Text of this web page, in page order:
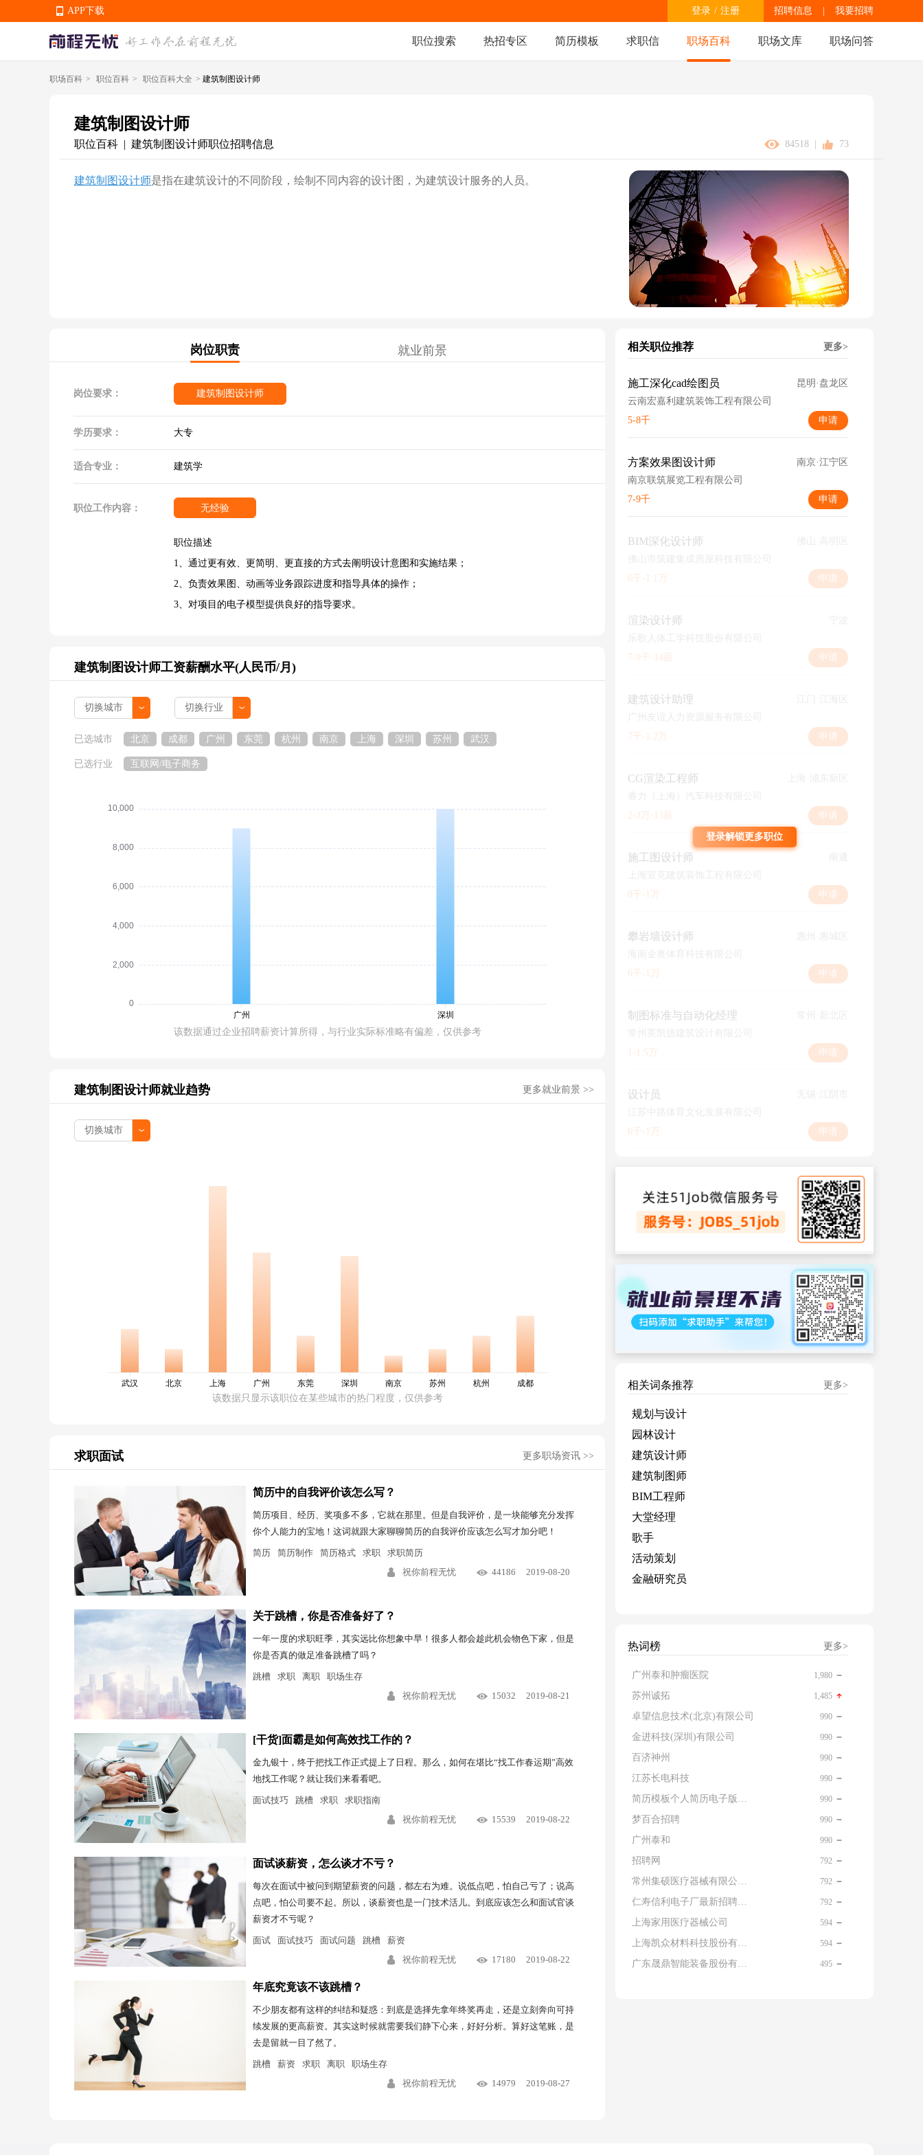
APP下载 招聘信息 我要招聘
登录 / 注册
职位搜索 热招专区 简历模板 求职信 职场百科 职场文库 职场问答
职场百科 > 职位百科 > 职位百科大全 > 建筑制图设计师
建筑制图设计师
职位百科 | 建筑制图设计师职位招聘信息 84518 73
建筑制图设计师是指在建筑设计的不同阶段，绘制不同内容的设计图，为建筑设计服务的人员。
岗位职责 就业前景
岗位要求： 建筑制图设计师
学历要求： 大专
适合专业： 建筑学
职位工作内容： 无经验
职位描述
1、通过更有效、更简明、更直接的方式去阐明设计意图和实施结果；
2、负责效果图、动画等业务跟踪进度和指导具体的操作；
3、对项目的电子模型提供良好的指导要求。
建筑制图设计师工资薪酬水平(人民币/月)
已选城市 北京 成都 广州 东莞 杭州 南京 上海 深圳 苏州 武汉
已选行业 互联网/电子商务
该数据通过企业招聘薪资计算所得，与行业实际标准略有偏差，仅供参考
建筑制图设计师就业趋势 更多就业前景 >>
该数据只显示该职位在某些城市的热门程度，仅供参考
求职面试 更多职场资讯 >>
简历中的自我评价该怎么写？
简历项目、经历、奖项多不多，它就在那里。但是自我评价，是一块能够充分发挥
你个人能力的宝地！这词就跟大家聊聊简历的自我评价应该怎么写才加分吧！
简历 简历制作 简历格式 求职
求职简历
祝你前程无忧
44186 2019-08-20
关于跳槽，你是否准备好了？
一年一度的求职旺季，其实远比你想象中早！很多人都会趁此机会物色下家，但是
你是否真的做足准备跳槽了吗？
跳槽 求职 离职
职场生存
祝你前程无忧
15032 2019-08-21
[干货]面霸是如何高效找工作的？
金九银十，终于把找工作正式提上了日程。那么，如何在堪比“找工作春运期”高效
地找工作呢？就让我们来看看吧。
面试技巧 跳槽 求职
求职指南
祝你前程无忧
15539 2019-08-22
面试谈薪资，怎么谈才不亏？
每次在面试中被问到期望薪资的问题，都左右为难。说低点吧，怕自己亏了；说高
点吧，怕公司要不起。所以，谈薪资也是一门技术活儿。到底应该怎么和面试官谈
薪资才不亏呢？
面试 面试技巧 面试问题 跳槽
薪资
祝你前程无忧
17180 2019-08-22
年底究竟该不该跳槽？
不少朋友都有这样的纠结和疑惑：到底是选择先拿年终奖再走，还是立刻奔向可持
续发展的更高薪资。其实这时候就需要我们静下心来，好好分析。算好这笔账，是
去是留就一目了然了。
跳槽 薪资 求职 离职
职场生存
祝你前程无忧
14979 2019-08-27
相关职位推荐 更多>
施工深化cad绘图员
昆明·盘龙区
云南宏嘉利建筑装饰工程有限公司
5-8千
申请
方案效果图设计师
南京·江宁区
南京联筑展览工程有限公司
7-9千
申请
BIM深化设计师
6千-1.1万
申请
渲染设计师
7-9千·14薪
申请
建筑设计助理
7千-1.2万
申请
CG渲染工程师
2-3万·13薪
申请
施工图设计师
8千-1万
申请
攀岩墙设计师
6千-1万
申请
制图标准与自动化经理
1-1.5万
申请
设计员
6千-1万
申请
登录解锁更多职位
相关词条推荐 更多>
规划与设计
园林设计
建筑设计师
建筑制图师
BIM工程师
大堂经理
歌手
活动策划
金融研究员
热词榜 更多>
广州泰和肿瘤医院 1,980
苏州诚拓 1,485
卓望信息技术(北京)有限公司 990
金进科技(深圳)有限公司 990
百济神州 990
江苏长电科技 990
简历模板个人简历电子版免费 990
梦百合招聘 990
广州泰和 990
招聘网 792
常州集硕医疗器械有限公司 名片 792
仁寿信利电子厂最新招聘信息查询 792
上海家用医疗器械公司 594
上海凯众材料科技股份有限公司招聘电话 594
广东晟鼎智能装备股份有限公司 495